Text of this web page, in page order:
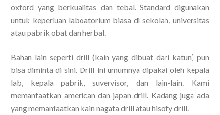
oxford yang berkualitas dan tebal. Standard digunakan
untuk keperluan laboatorium biasa di sekolah, universitas
atau pabrik obat dan herbal.
Bahan lain seperti drill (kain yang dibuat dari katun) pun
bisa diminta di sini. Drill ini umumnya dipakai oleh kepala
lab, kepala pabrik, suvervisor, dan lain-lain. Kami
memanfaatkan american dan japan drill. Kadang juga ada
yang memanfaatkan kain nagata drill atau hisofy drill.